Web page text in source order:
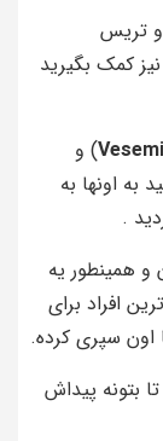
تریس
نیز کمک بگیرید
) و
به اونها به
.
و همینطور یه
افراد برای
اون سپری کرده.
بتونه پیداش